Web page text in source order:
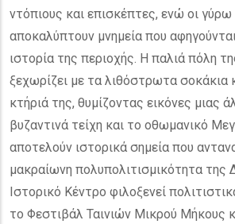
ντόπιους και επισκέπτες, ενώ οι γύρω
αποκαλύπτουν μνημεία που
ιστορία της περιοχής. Η παλιά πόλη
ξεχωρίζει με τα λιθόστρωτα σοκάκια
κτήριά της, θυμίζοντας εικόνες μιας
βυζαντινά τείχη και το οθωμανικό
αποτελούν ιστορικά σημεία που
μακραίωνη πολυπολιτισμικότητα της
Ιστορικό Κέντρο φιλοξενεί
το Φεστιβάλ Ταινιών Μικρού Μήκους